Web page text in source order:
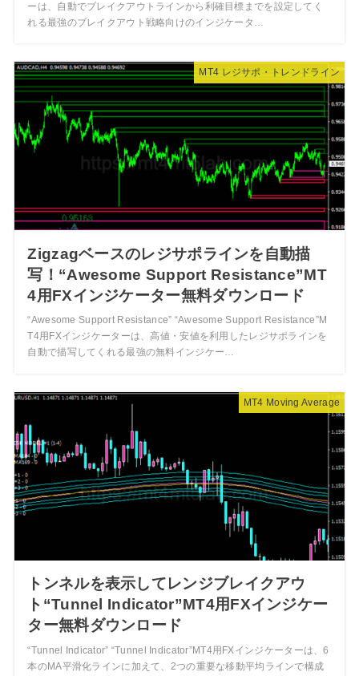
ーは、自動でブレイクアウトラインから利確目標までを設定してく
れる最強のブレイクアウト戦略向けのインジケータ…
MT4 レジサポ・トレンドライン
Zigzagベースのレジサポラインを自動描
写！“Awesome Support Resistance”MT
4用FXインジケーター無料ダウンロード
“Awesome Support Resistance” “Awesome Support Resistance”M
T4用FXインジケーターは、高値・安値を利用したレジサポラインを
自動で描写してくれる最強の無料インジケー…
MT4 Moving Average
トンネルを表示してレンジブレイクアウ
ト“Tunnel Indicator”MT4用FXインジケー
ター無料ダウンロード
“Tunnel Indicator” “Tunnel Indicator”MT4用FXインジケーターは、6
本のMA平滑化ラインに加えて、2つの重要な移動平均ラインで構成